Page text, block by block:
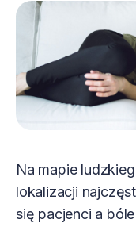
Na mapie
lokalizacji
się pacjenci a